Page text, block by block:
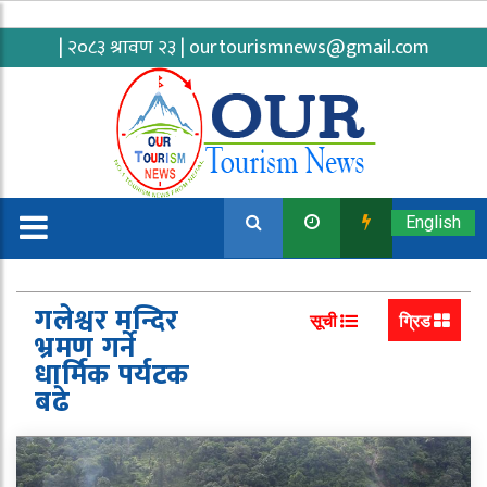
| २०८३ श्रावण २३ | ourtourismnews@gmail.com
English
गलेश्वर मन्दिर
भ्रमण गर्ने
धार्मिक पर्यटक
बढे
सूची ग्रिड